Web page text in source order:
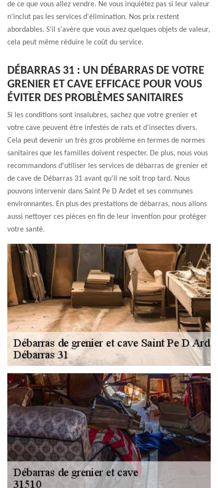
de ce que vous allez vendre. Ne vous inquiétez pas si leur valeur
n'inclut pas les services d'élimination. Nos prix restent
abordables. S'il s'avère que vous avez quelques objets de valeur,
cela peut même réduire le coût du service.
DÉBARRAS 31 : UN DÉBARRAS DE VOTRE
GRENIER ET CAVE EFFICACE POUR VOUS
ÉVITER DES PROBLÈMES SANITAIRES
Si les conditions sont insalubres, sachez que votre grenier et
votre cave peuvent être infestés de rats et d'insectes divers.
Cela peut devenir un très gros problème en termes de normes
sanitaires que les familles doivent respecter. De plus, nous vous
recommandons d'utiliser les services de débarras de grenier et
de cave de Débarras 31 avant qu'il ne soit trop tard. Nous
pouvons intervenir dans Saint Pe D Ardet et ses communes
environnantes. En plus des prestations de débarras, nous allons
aussi nettoyer ces pièces en fin de leur invention pour protéger
votre santé.